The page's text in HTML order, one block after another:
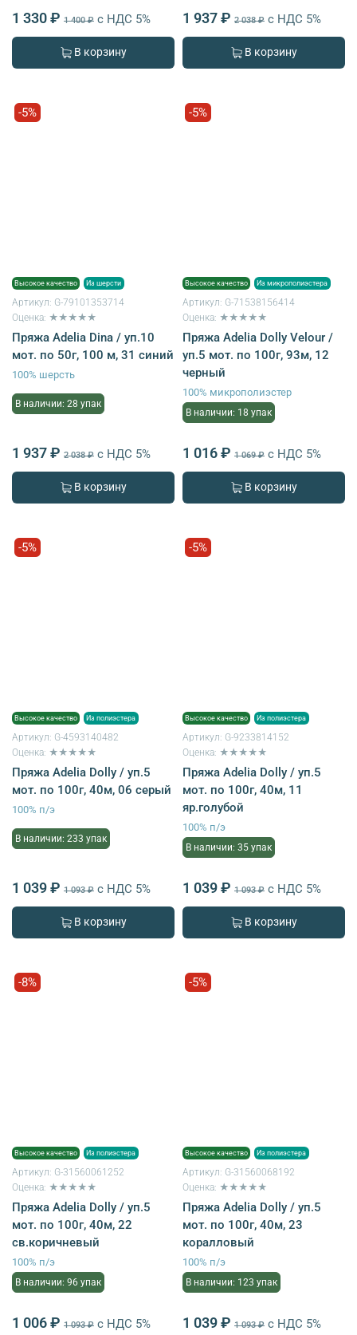
1 330 ₽ 1 400 ₽ с НДС 5%
В корзину
1 937 ₽ 2 038 ₽ с НДС 5%
В корзину
-5%
Высокое качество Из шерсти
Артикул: G-79101353714
Оценка: ★★★★★
Пряжа Adelia Dina / уп.10
мот. по 50г, 100 м, 31 синий
100% шерсть
В наличии: 28 упак
1 937 ₽ 2 038 ₽ с НДС 5%
В корзину
-5%
Высокое качество Из микрополиэстера
Артикул: G-71538156414
Оценка: ★★★★★
Пряжа Adelia Dolly Velour /
уп.5 мот. по 100г, 93м, 12
черный
100% микрополиэстер
В наличии: 18 упак
1 016 ₽ 1 069 ₽ с НДС 5%
В корзину
-5%
Высокое качество Из полиэстера
Артикул: G-4593140482
Оценка: ★★★★★
Пряжа Adelia Dolly / уп.5
мот. по 100г, 40м, 06 серый
100% п/э
В наличии: 233 упак
1 039 ₽ 1 093 ₽ с НДС 5%
В корзину
-5%
Высокое качество Из полиэстера
Артикул: G-9233814152
Оценка: ★★★★★
Пряжа Adelia Dolly / уп.5
мот. по 100г, 40м, 11
яр.голубой
100% п/э
В наличии: 35 упак
1 039 ₽ 1 093 ₽ с НДС 5%
В корзину
-8%
Высокое качество Из полиэстера
Артикул: G-31560061252
Оценка: ★★★★★
Пряжа Adelia Dolly / уп.5
мот. по 100г, 40м, 22
св.коричневый
100% п/э
В наличии: 96 упак
1 006 ₽ 1 093 ₽ с НДС 5%
-5%
Высокое качество Из полиэстера
Артикул: G-31560068192
Оценка: ★★★★★
Пряжа Adelia Dolly / уп.5
мот. по 100г, 40м, 23
коралловый
100% п/э
В наличии: 123 упак
1 039 ₽ 1 093 ₽ с НДС 5%